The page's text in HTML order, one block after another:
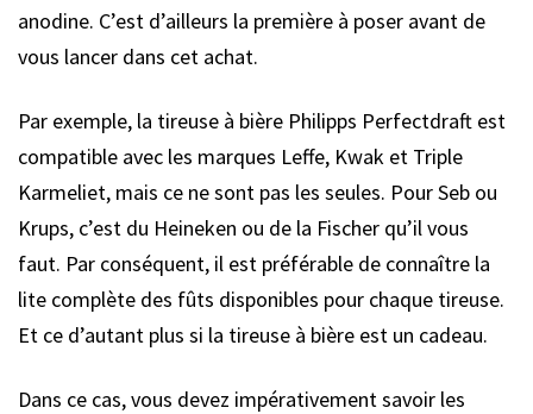
anodine. C’est d’ailleurs la première à poser avant de
vous lancer dans cet achat.
Par exemple, la tireuse à bière Philipps Perfectdraft est
compatible avec les marques Leffe, Kwak et Triple
Karmeliet, mais ce ne sont pas les seules. Pour Seb ou
Krups, c’est du Heineken ou de la Fischer qu’il vous
faut. Par conséquent, il est préférable de connaître la
lite complète des fûts disponibles pour chaque tireuse.
Et ce d’autant plus si la tireuse à bière est un cadeau.
Dans ce cas, vous devez impérativement savoir les